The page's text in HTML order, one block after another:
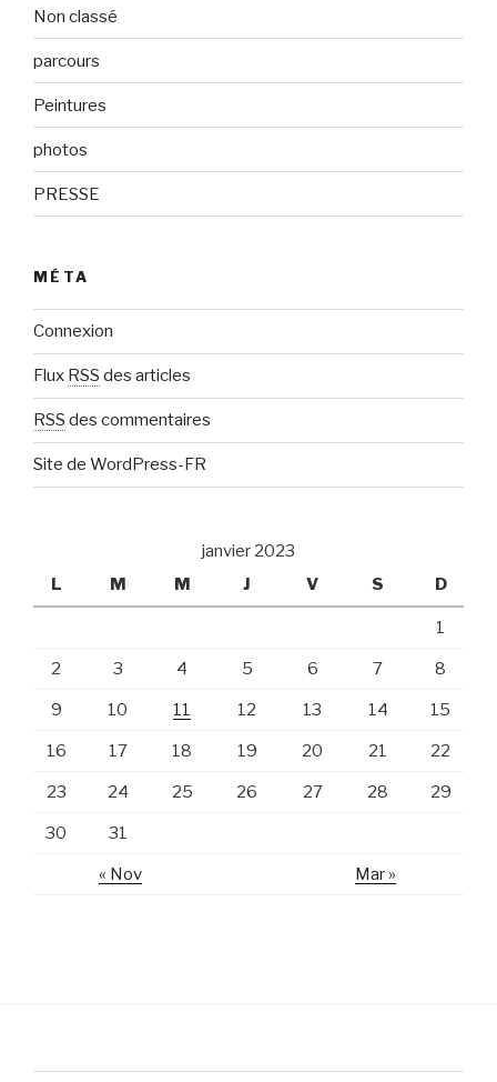
Non classé
parcours
Peintures
photos
PRESSE
MÉTA
Connexion
Flux RSS des articles
RSS des commentaires
Site de WordPress-FR
janvier 2023
L
M M J V S D
« Nov Mar »
1
2 3 4 5 6 7 8
9 10 11 12 13 14 15
16 17 18 19 20 21 22
23 24 25 26 27 28 29
30 31